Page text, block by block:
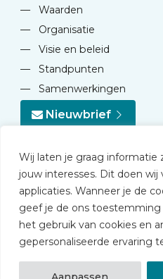
Wij laten je graag informatie
jouw interesses. Dit doen wij
applicaties. Wanneer je de
geef je de ons
het gebruik van cookies en
gepersonaliseerde ervaring
—
Waarden
—
Organisatie
—
Visie en beleid
—
Standpunten
—
Samenwerkingen
Nieuwbrief
© 2026 NVD
Privacy statement
Disclaimer